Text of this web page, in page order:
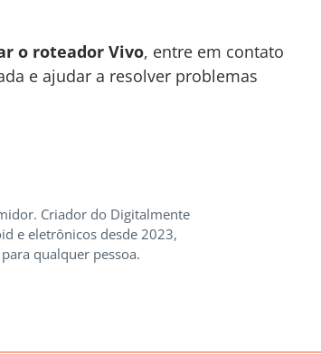
o roteador Vivo, entre em contato
e ajudar a resolver problemas
Criador do Digitalmente
e eletrônicos desde 2023,
qualquer pessoa.